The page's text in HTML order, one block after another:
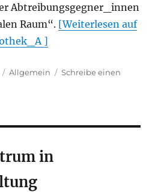
Abtreibungsgegner_innen
Raum“. [Weiterlesen auf
]
Kategorien
Allgemein
Schreibe einen
in